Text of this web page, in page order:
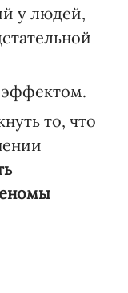
у людей,
то, что